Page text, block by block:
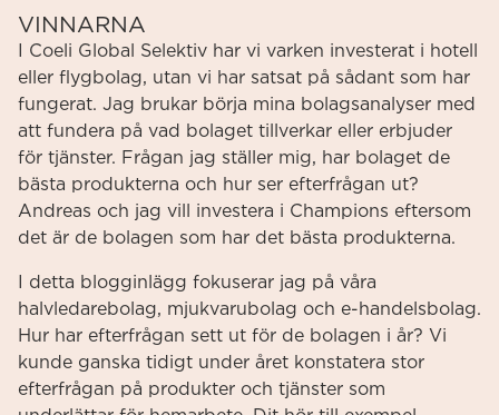
VINNARNA
I Coeli Global Selektiv har vi varken investerat i hotell
eller flygbolag, utan vi har satsat på sådant som har
fungerat. Jag brukar börja mina bolagsanalyser med
att fundera på vad bolaget tillverkar eller erbjuder
för tjänster. Frågan jag ställer mig, har bolaget de
bästa produkterna och hur ser efterfrågan ut?
Andreas och jag vill investera i Champions eftersom
det är de bolagen som har det bästa produkterna.
I detta blogginlägg fokuserar jag på våra
halvledarebolag, mjukvarubolag och e-handelsbolag.
Hur har efterfrågan sett ut för de bolagen i år? Vi
kunde ganska tidigt under året konstatera stor
efterfrågan på produkter och tjänster som